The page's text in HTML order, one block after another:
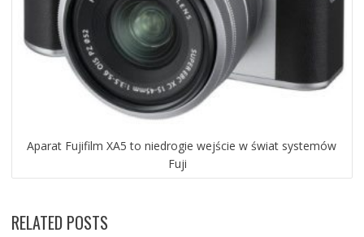
Aparat Fujifilm XA5 to niedrogie wejście w świat systemów
Fuji
RELATED POSTS